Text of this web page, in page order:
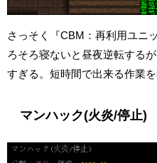
さっそく『CBM：再利用ユニ
ろそろ寝ないと昼夜逆転する
すぎる。短時間で出来る作業を
マンハック(火炎/停止)